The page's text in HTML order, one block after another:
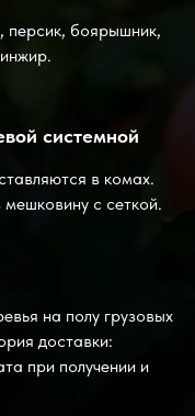
персик, боярышник,
системной
в комах.
с сеткой.
на полу грузовых
доставки:
при получении и